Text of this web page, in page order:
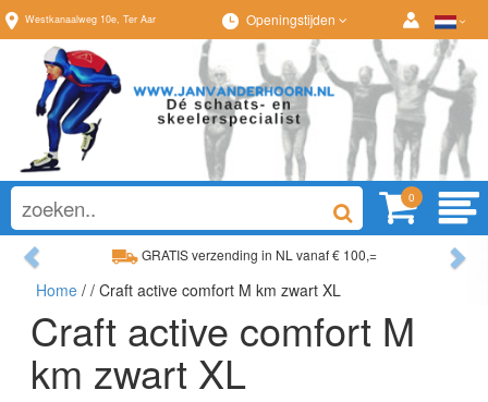
Westkanaalweg 10e, Ter Aar Openingstijden
0
GRATIS verzending in NL vanaf € 100,=
Ruim assortiment, altijd wat naar wens!
Previous
Home / / Craft active comfort M km zwart XL
Craft active comfort M
km zwart XL